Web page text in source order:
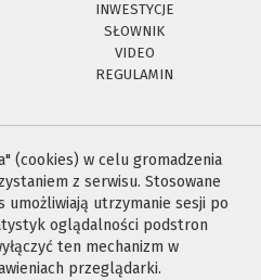
INWESTYCJE
SŁOWNIK
VIDEO
REGULAMIN
(cookies) w celu gromadzenia
z serwisu. Stosowane
utrzymanie sesji po
oglądalności podstron
ten mechanizm w
przeglądarki.